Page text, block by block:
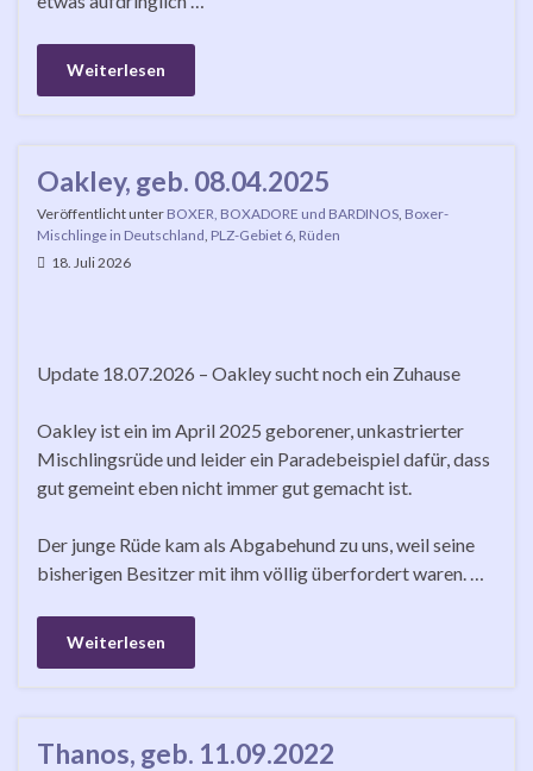
Weiterlesen
Oakley, geb. 08.04.2025
Veröffentlicht unter BOXER, BOXADORE und BARDINOS Boxer-
Mischlinge in Deutschland PLZ-Gebiet 6 Rüden
18. Juli 2026
Update 18.07.2026 – Oakley sucht noch ein Zuhause
Oakley ist ein im April 2025 geborener, unkastrierter
Mischlingsrüde und leider ein Paradebeispiel dafür, dass
gut gemeint eben nicht immer gut gemacht ist.
Der junge Rüde kam als Abgabehund zu uns, weil seine
bisherigen Besitzer mit ihm völlig überfordert waren. …
Weiterlesen
Thanos, geb. 11.09.2022